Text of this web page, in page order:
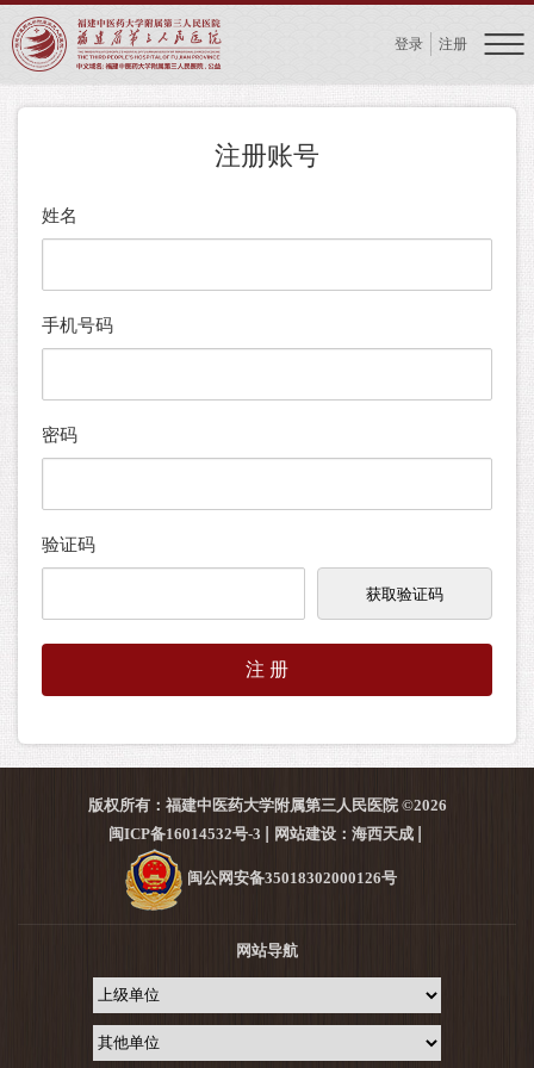
登录 注册
注册账号
姓名
手机号码
密码
验证码
版权所有：福建中医药大学附属第三人民医院 ©2026
闽ICP备16014532号-3
网站建设：海西天成
闽公网安备35018302000126号
网站导航